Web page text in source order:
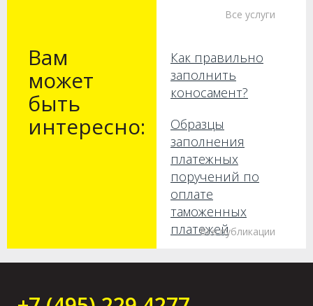
что мы
Все услуги
Вам
может
быть
интересно:
Как правильно
заполнить
коносамент?
Образцы
заполнения
платежных
поручений по
оплате
таможенных
платежей
Как получить груз
оригиналов в
Все публикации